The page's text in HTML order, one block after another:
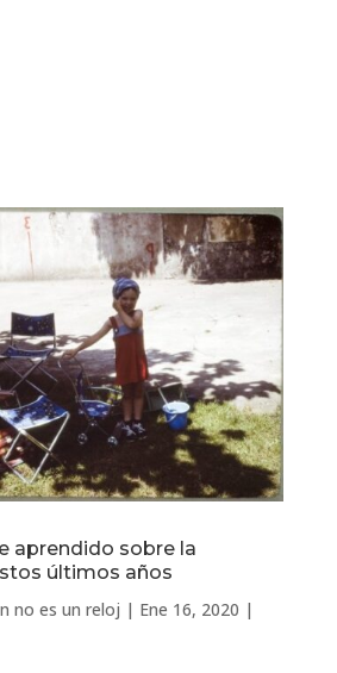
aprendido sobre la
últimos años
no es un reloj | Ene 16, 2020 |